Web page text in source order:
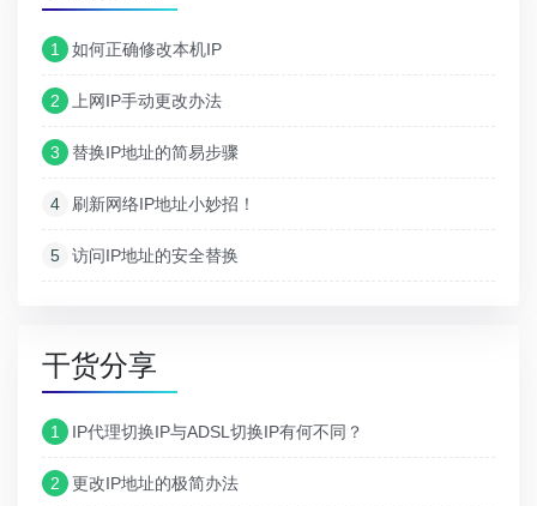
1 如何正确修改本机IP
2 上网IP手动更改办法
3 替换IP地址的简易步骤
4 刷新网络IP地址小妙招！
5 访问IP地址的安全替换
干货分享
1 IP代理切换IP与ADSL切换IP有何不同？
2 更改IP地址的极简办法